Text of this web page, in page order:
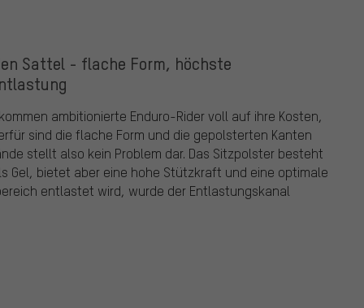
Sattel - flache Form, höchste
ambitionierte Enduro-Rider voll auf ihre Kosten,
sind die flache Form und die gepolsterten Kanten
stellt also kein Problem dar. Das Sitzpolster besteht
Gel, bietet aber eine hohe Stützkraft und eine optimale
entlastet wird, wurde der Entlastungskanal